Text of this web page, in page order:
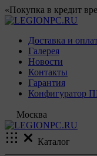
«Покупка в кредит
Доставка и
Галерея
Новости
Контакты
Гарантия
Конфигуратор
Москва
Каталог